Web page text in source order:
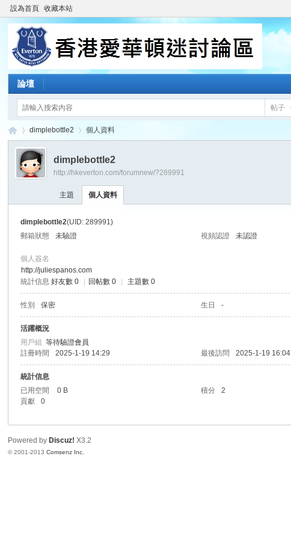
設為首頁 收藏本站
論壇
帖子
›
dimplebottle2 個人資料
dimplebottle2
http://hkeverton.com/forumnew/?289991
主題 個人資料
dimplebottle2(UID: 289991)
郵箱狀態
未驗證 視頻認證 未認證
個人簽名
http://juliespanos.com
統計信息 好友數 0 回帖數 0 主題數 0
性別 保密 生日 -
活躍概況
用戶組等待驗證會員
註冊時間
2025-1-19 14:29 最後訪問 2025-1-19 16:04
統計信息
已用空間
0 B 積分 2
貢獻
0
Powered by Discuz! X3.2
© 2001-2013Comsenz Inc.